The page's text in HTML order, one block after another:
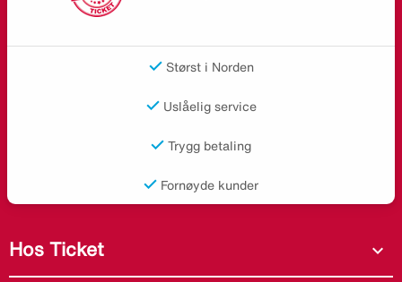
Størst i Norden
Uslåelig service
Trygg betaling
Fornøyde kunder
Hos Ticket expand_more